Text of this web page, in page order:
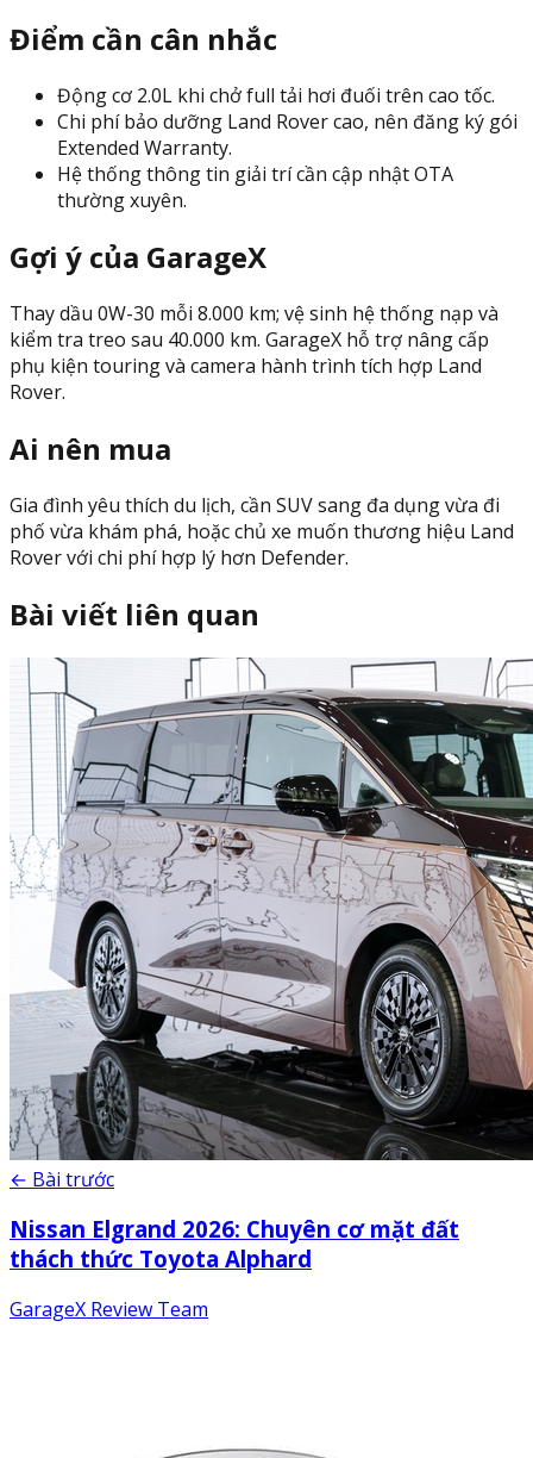
Điểm cần cân nhắc
Động cơ 2.0L khi chở full tải hơi đuối trên cao tốc.
Chi phí bảo dưỡng Land Rover cao, nên đăng ký gói
Extended Warranty.
Hệ thống thông tin giải trí cần cập nhật OTA
thường xuyên.
Gợi ý của GarageX
Thay dầu 0W-30 mỗi 8.000 km; vệ sinh hệ thống nạp và
kiểm tra treo sau 40.000 km. GarageX hỗ trợ nâng cấp
phụ kiện touring và camera hành trình tích hợp Land
Rover.
Ai nên mua
Gia đình yêu thích du lịch, cần SUV sang đa dụng vừa đi
phố vừa khám phá, hoặc chủ xe muốn thương hiệu Land
Rover với chi phí hợp lý hơn Defender.
Bài viết liên quan
← Bài trước
Nissan Elgrand 2026: Chuyên cơ mặt đất
thách thức Toyota Alphard
GarageX Review Team